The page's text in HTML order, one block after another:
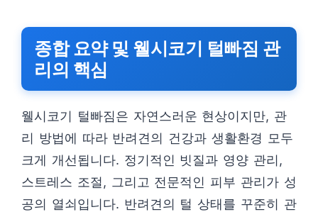
종합 요약 및 웰시코기 털빠짐 관
리의 핵심
웰시코기 털빠짐은 자연스러운 현상이지만, 관
리 방법에 따라 반려견의 건강과 생활환경 모두
크게 개선됩니다. 정기적인 빗질과 영양 관리,
스트레스 조절, 그리고 전문적인 피부 관리가 성
공의 열쇠입니다. 반려견의 털 상태를 꾸준히 관